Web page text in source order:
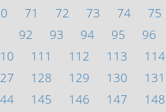
71 72 73 74 75
92 93 94 95 96
111 112 113 114
128 129 130 131
145 146 147 148